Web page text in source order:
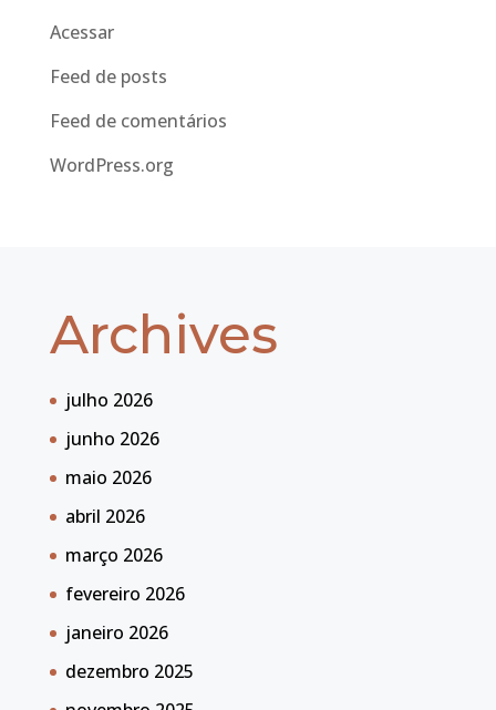
Acessar
Feed de posts
Feed de comentários
WordPress.org
Archives
julho 2026
junho 2026
maio 2026
abril 2026
março 2026
fevereiro 2026
janeiro 2026
dezembro 2025